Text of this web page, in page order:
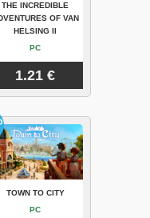
THE INCREDIBLE
OF VAN
HELSING II
PC
1.21 €
TOWN TO CITY
PC